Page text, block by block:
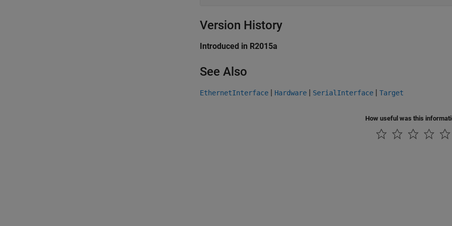
Version History
Introduced in R2015a
See Also
EthernetInterface | Hardware | SerialInterface | Target
How useful was this